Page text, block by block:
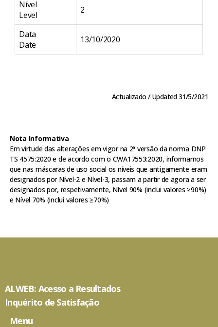
Nível
Level
2
Data
Date
13/10/2020
Actualizado / Updated 31/5/2021
Nota Informativa
Em virtude das alterações em vigor na 2ª versão da norma DNP
TS 4575:2020 e de acordo com o CWA17553:2020, informamos
que nas máscaras de uso social os níveis que antigamente eram
designados por Nível-2 e Nível-3, passam a partir de agora a ser
designados por, respetivamente, Nível 90% (inclui valores ≥90%)
e Nível 70% (inclui valores ≥70%)
ALWEB: Acesso a Resultados
Inquérito de Satisfação
Menu